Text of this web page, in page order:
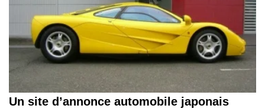
Un site d’annonce automobile japonais